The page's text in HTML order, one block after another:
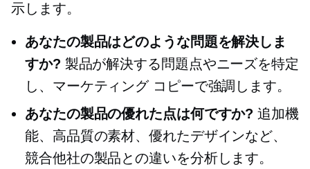
示します。
あなたの製品はどのような問題を解決しま
すか? 製品が解決する問題点やニーズを特定
し、マーケティング コピーで強調します。
あなたの製品の優れた点は何ですか? 追加機
能、高品質の素材、優れたデザインなど、
競合他社の製品との違いを分析します。